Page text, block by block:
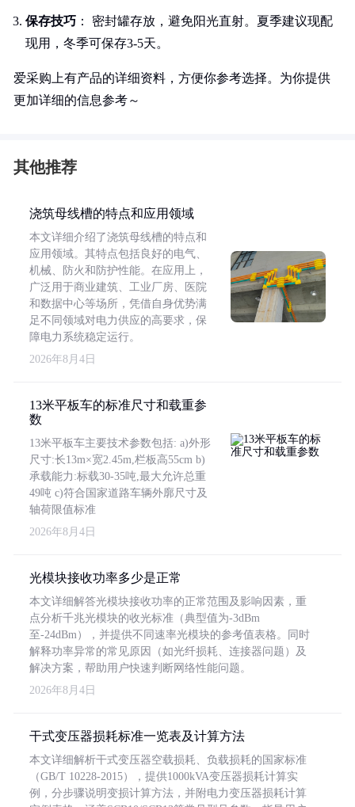
保存技巧 ： 密封罐存放，避免阳光直射。夏季建议现配
现用，冬季可保存3-5天。
爱采购上有产品的详细资料，方便你参考选择。为你提供
更加详细的信息参考～
其他推荐
浇筑母线槽的特点和应用领域
本文详细介绍了浇筑母线槽的特点和
应用领域。其特点包括良好的电气、
机械、防火和防护性能。在应用上，
广泛用于商业建筑、工业厂房、医院
和数据中心等场所，凭借自身优势满
足不同领域对电力供应的高要求，保
障电力系统稳定运行。
2026年8月4日
13米平板车的标准尺寸和载重参
数
13米平板车主要技术参数包括: a)外形
尺寸:长13m×宽2.45m,栏板高55cm b)
承载能力:标载30-35吨,最大允许总重
49吨 c)符合国家道路车辆外廓尺寸及
轴荷限值标准
2026年8月4日
光模块接收功率多少是正常
本文详细解答光模块接收功率的正常范围及影响因素，重
点分析千兆光模块的收光标准（典型值为-3dBm
至-24dBm），并提供不同速率光模块的参考值表格。同时
解释功率异常的常见原因（如光纤损耗、连接器问题）及
解决方案，帮助用户快速判断网络性能问题。
2026年8月4日
干式变压器损耗标准一览表及计算方法
本文详细解析干式变压器空载损耗、负载损耗的国家标准
（GB/T 10228-2015），提供1000kVA变压器损耗计算实
例，分步骤说明变损计算方法，并附电力变压器损耗计算